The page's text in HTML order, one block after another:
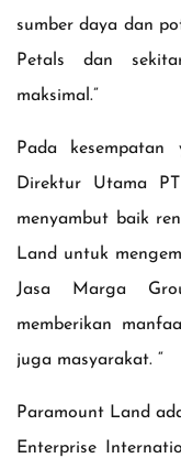
sumber daya dan
Petals dan
maksimal.”
Pada
Direktur Utama
menyambut baik
Land untuk
Jasa Marga
memberikan
juga masyarakat. “
Paramount Land
Enterprise